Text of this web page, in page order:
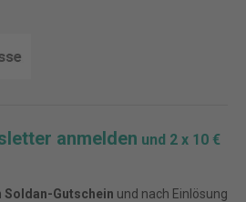
anmelden und 2 x 10 €
Soldan-Gutschein und nach Einlösung